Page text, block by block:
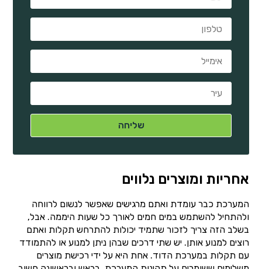
אחריות ומוצרים נלווים
המערכת כבר עומדת ואתם מרגישים שאפשר לנשום לרווחה
ולהתחיל להשתמש במים חמים לאורך כל שעות היממה. אבל,
בשלב הזה צריך לזכור שתמיד יכולות להתרחש תקלות ואתם
רוצים למנוע אותן. יש שתי דרכים שבהן ניתן למנוע או להתמודד
עם תקלות במערכת הדוד. אחת היא על ידי רכישת מוצרים